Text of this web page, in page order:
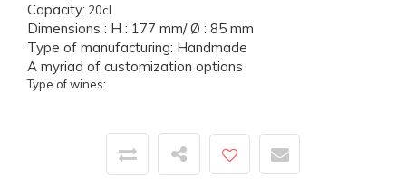
Capacity: 20cl
Dimensions : H : 177 mm/ Ø : 85 mm
Type of manufacturing: Handmade
A myriad of customization options
Type of wines: